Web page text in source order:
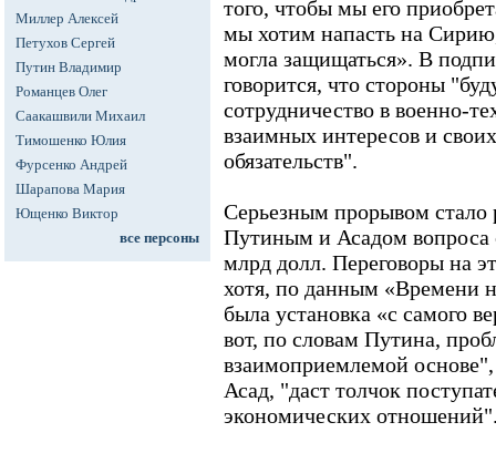
Миллер Алексей
Петухов Сергей
Путин Владимир
Романцев Олег
Саакашвили Михаил
Тимошенко Юлия
Фурсенко Андрей
Шарапова Мария
Ющенко Виктор
все персоны
того, чтобы мы его
мы хотим напасть на
могла защищаться». В
говорится, что стороны
сотрудничество в военно-
взаимных интересов и
обязательств".
Серьезным прорывом стало
Путиным и Асадом вопроса
млрд долл. Переговоры на
хотя, по данным «Времени
была установка «с самого
вот, по словам Путина,
взаимоприемлемой основе",
Асад, "даст толчок
экономических